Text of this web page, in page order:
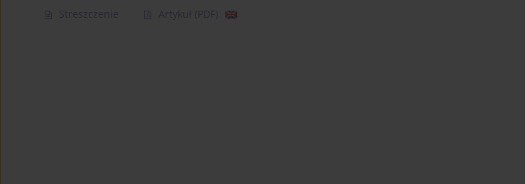
Streszczenie Artykuł (PDF)